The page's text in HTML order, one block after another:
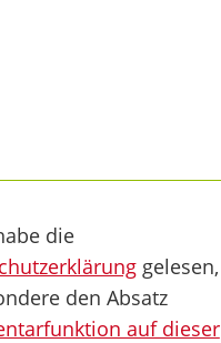
die
gelesen,
den Absatz
auf dieser